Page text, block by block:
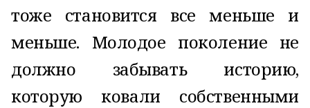
тоже становится все меньше и
меньше. Молодое поколение не
должно забывать историю,
которую ковали собственными